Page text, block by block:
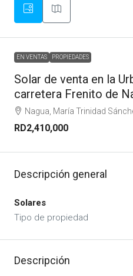
EN VENTAS PROPIEDADES
Solar de venta en la
carretera Frenito de
Nagua, María Trinidad
RD2,410,000
Descripción general
Solares
Tipo de propiedad
Descripción